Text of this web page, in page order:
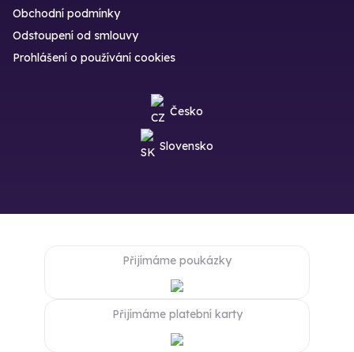
Obchodní podmínky
Odstoupení od smlouvy
Prohlášení o používání cookies
Česko
Slovensko
Přijímáme poukázky
Přijímáme platební karty